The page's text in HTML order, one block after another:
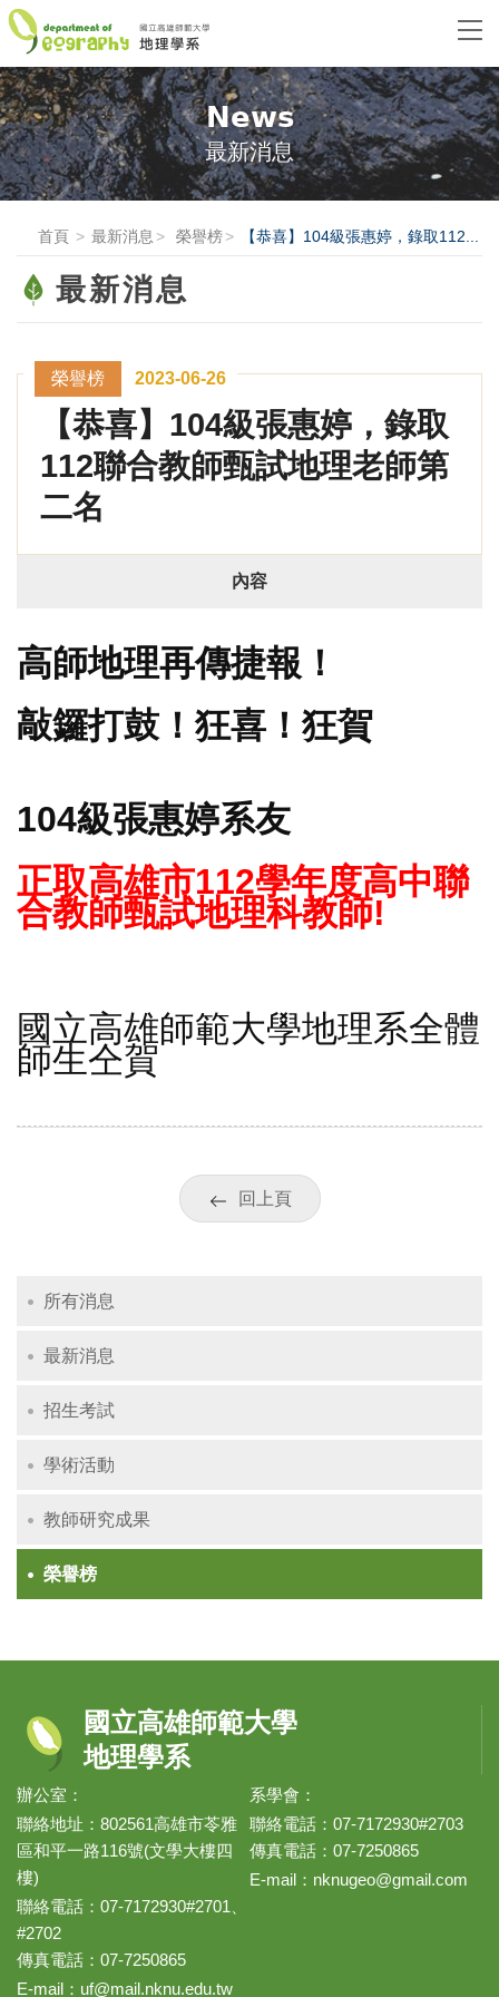
News
最新消息
首頁 最新消息 榮譽榜 【恭喜】104級張惠婷，錄取112...
最新消息
榮譽榜 2023-06-26
【恭喜】104級張惠婷，錄取
112聯合教師甄試地理老師第
二名
內容
高師地理再傳捷報！
敲鑼打鼓！狂喜！狂賀
104級張惠婷系友
正取高雄市112學年度高中聯
合教師甄試地理科教師!
國立高雄師範大學地理系全體
師生仝賀
回上頁
所有消息
最新消息
招生考試
學術活動
教師研究成果
榮譽榜
國立高雄師範大學
地理學系
辦公室：
聯絡地址：802561高雄市苓雅
區和平一路116號(文學大樓四
樓)
聯絡電話：07-7172930#2701、
#2702
傳真電話：07-7250865
E-mail： uf@mail.nknu.edu.tw
系學會：
聯絡電話：07-7172930#2703
傳真電話：07-7250865
E-mail： nknugeo@gmail.com